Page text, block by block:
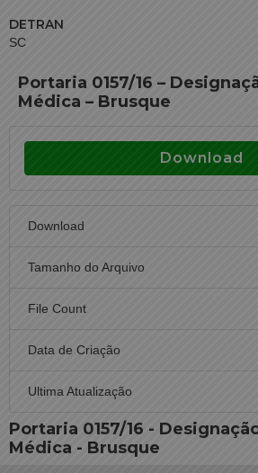
DETRAN
SC
Portaria 0157/16 –
Médica – Brusque
Download
Download
Tamanho do Arquivo
File Count
Data de Criação
Ultima Atualização
Portaria 0157/16 -
Médica - Brusque